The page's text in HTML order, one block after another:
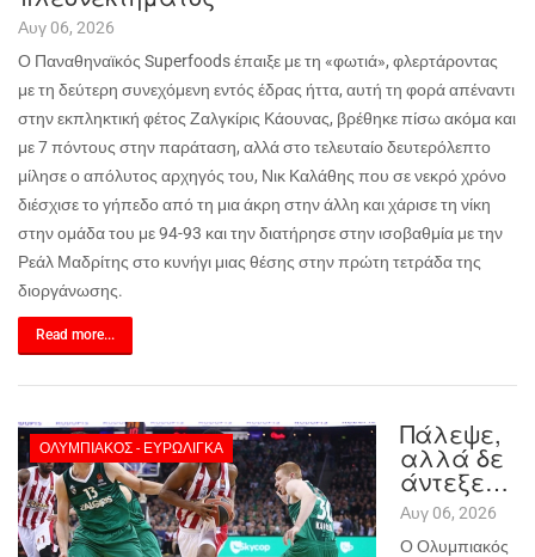
Αυγ 06, 2026
Ο Παναθηναϊκός Superfoodsέπαιξε με τη «φωτιά», φλερτάροντας
με τη δεύτερη συνεχόμενη εντός έδρας ήττα, αυτή τη φορά απέναντι
στην εκπληκτική φέτος Ζαλγκίρις Κάουνας, βρέθηκε πίσω ακόμα και
με 7 πόντους στην παράταση, αλλά στο τελευταίο δευτερόλεπτο
μίλησε ο απόλυτος αρχηγός του, Νικ Καλάθης που σε νεκρό χρόνο
διέσχισε το γήπεδο από τη μια άκρη στην άλλη και χάρισε τη νίκη
στην ομάδα του με 94-93 και την διατήρησε στην ισοβαθμία με την
Ρεάλ Μαδρίτης στο κυνήγι μιας θέσης στην πρώτη τετράδα της
διοργάνωσης.
Read more...
ΟΛΥΜΠΙΑΚΌΣ - ΕΥΡΩΛΊΓΚΑ Πάλεψε,
αλλά δε
άντεξε…
Αυγ 06, 2026
Ο Ολυμπιακός